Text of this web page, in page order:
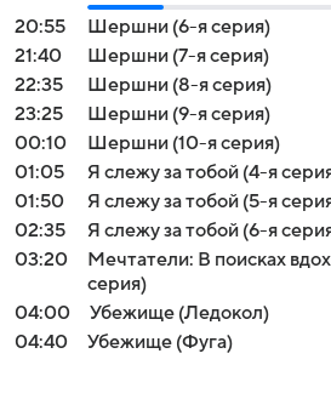
20:55
Шершни (6-я серия)
21:40
Шершни (7-я серия)
22:35
Шершни (8-я серия)
23:25
Шершни (9-я серия)
00:10
Шершни (10-я серия)
01:05
Я слежу за тобой (4-я
01:50
Я слежу за тобой (5-я
02:35
Я слежу за тобой (6-я
03:20
Мечтатели: В поисках
серия)
04:00
Убежище (Ледокол)
04:40
Убежище (Фуга)